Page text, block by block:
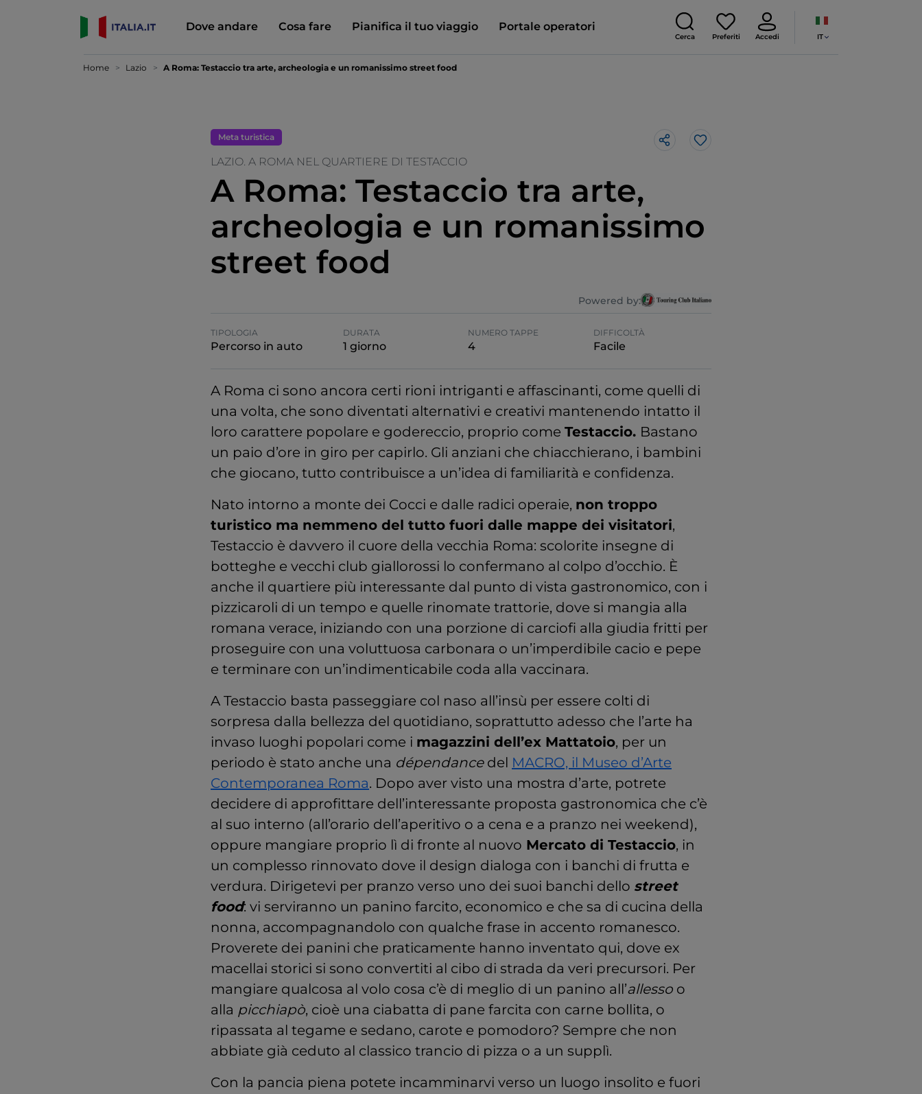
Dove andare Cosa fare Pianifica il tuo viaggio Portale operatori
Cerca Preferiti Accedi IT
Home Lazio A Roma: Testaccio tra arte, archeologia e un romanissimo street food
Meta turistica
LAZIO. A ROMA NEL QUARTIERE DI TESTACCIO
A Roma: Testaccio tra arte,
archeologia e un romanissimo
street food
Powered by:
TIPOLOGIA
Percorso in auto
DURATA
1 giorno
NUMERO TAPPE
4
DIFFICOLTÀ
Facile
A Roma ci sono ancora certi rioni intriganti e affascinanti, come quelli di
una volta, che sono diventati alternativi e creativi mantenendo intatto il
loro carattere popolare e godereccio, proprio come Testaccio. Bastano
un paio d’ore in giro per capirlo. Gli anziani che chiacchierano, i bambini
che giocano, tutto contribuisce a un’idea di familiarità e confidenza.
Nato intorno a monte dei Cocci e dalle radici operaie, non troppo
turistico ma nemmeno del tutto fuori dalle mappe dei visitatori,
Testaccio è davvero il cuore della vecchia Roma: scolorite insegne di
botteghe e vecchi club giallorossi lo confermano al colpo d’occhio. È
anche il quartiere più interessante dal punto di vista gastronomico, con i
pizzicaroli di un tempo e quelle rinomate trattorie, dove si mangia alla
romana verace, iniziando con una porzione di carciofi alla giudia fritti per
proseguire con una voluttuosa carbonara o un’imperdibile cacio e pepe
e terminare con un’indimenticabile coda alla vaccinara.
A Testaccio basta passeggiare col naso all’insù per essere colti di
sorpresa dalla bellezza del quotidiano, soprattutto adesso che l’arte ha
invaso luoghi popolari come i magazzini dell’ex Mattatoio, per un
periodo è stato anche una dépendancedel MACRO, il Museo d’Arte
Contemporanea Roma. Dopo aver visto una mostra d’arte, potrete
decidere di approfittare dell’interessante proposta gastronomica che c’è
al suo interno (all’orario dell’aperitivo o a cena e a pranzo nei weekend),
oppure mangiare proprio lì di fronte al nuovo Mercato di Testaccio, in
un complesso rinnovato dove il design dialoga con i banchi di frutta e
verdura. Dirigetevi per pranzo verso uno dei suoi banchi dello street
food: vi serviranno un panino farcito, economico e che sa di cucina della
nonna, accompagnandolo con qualche frase in accento romanesco.
Proverete dei panini che praticamente hanno inventato qui, dove ex
macellai storici si sono convertiti al cibo di strada da veri precursori. Per
mangiare qualcosa al volo cosa c’è di meglio di un panino all’allesso o
alla picchiapò, cioè una ciabatta di pane farcita con carne bollita, o
ripassata al tegame e sedano, carote e pomodoro? Sempre che non
abbiate già ceduto al classico trancio di pizza o a un supplì.
Con la pancia piena potete incamminarvi verso un luogo insolito e fuori
Like